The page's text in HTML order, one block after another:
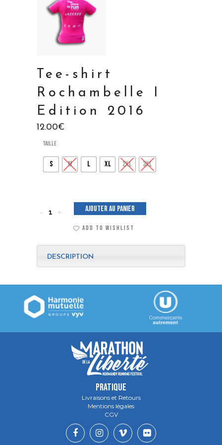
Tee-shirt
Rochambelle I
Edition 2016
12.00€
Taille
S M L XL 2XL 3XL
Tee-
I
Edition
2016
Ajouter au panier
ADD TO WISHLIST
DESCRIPTION
PRATIQUE
Livraisons et Retours
Mentions légales
CGV